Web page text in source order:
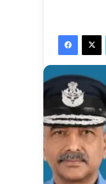
X